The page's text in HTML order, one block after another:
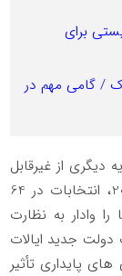
برای
/ گامی مهم در
دیگری از غیرقابل
پیش بینی بودن را اضافه می کند. در سال 2024، انتخابات در 64
وادار به نظارت
جدید ایالات
پایداری تأثیر